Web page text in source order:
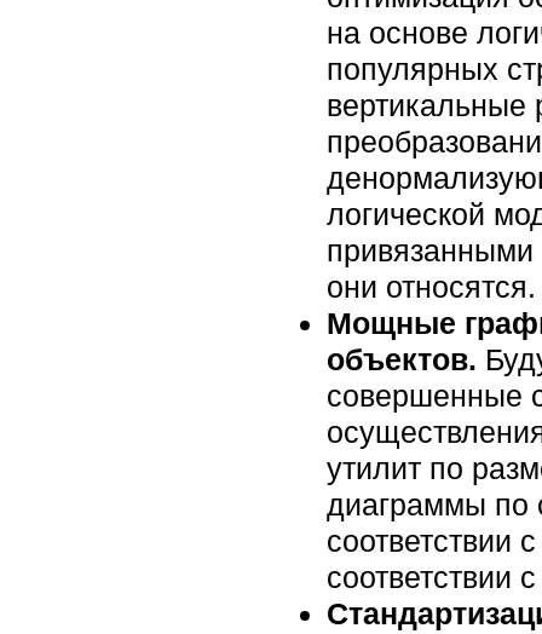
на основе
популярных
логической
они относятся.
Мощные
объектов.
совершенные
утилит по
диаграммы по
соответствии
соответствии